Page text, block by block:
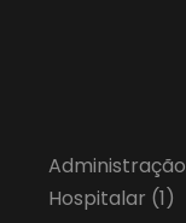
Administração
Hospitalar (1)